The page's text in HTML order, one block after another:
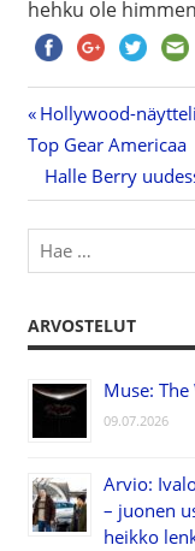
hehku ole
Artikkelien
selaus
Previous
Post:
Hollywood-
Top Gear Americaa
Next
Post:
Halle Berry
ARVOSTELUT
Muse:
09.07.2026
Arvio:
– juonen
heikko